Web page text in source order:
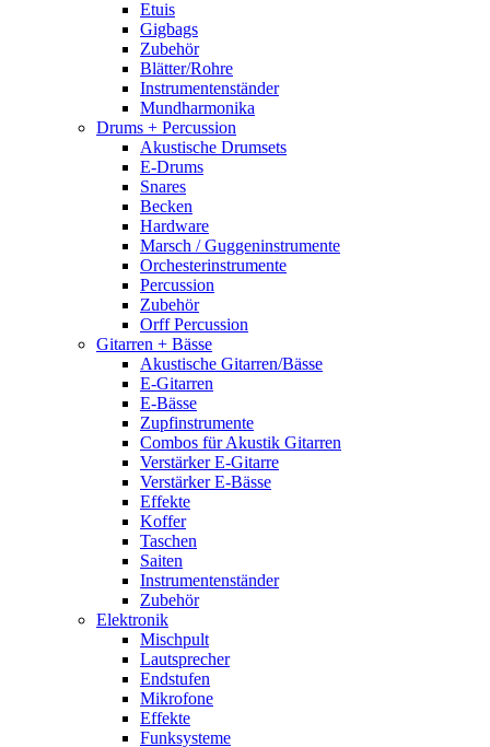
Etuis
Gigbags
Zubehör
Blätter/Rohre
Instrumentenständer
Mundharmonika
Drums + Percussion
Akustische Drumsets
E-Drums
Snares
Becken
Hardware
Marsch / Guggeninstrumente
Orchesterinstrumente
Percussion
Zubehör
Orff Percussion
Gitarren + Bässe
Akustische Gitarren/Bässe
E-Gitarren
E-Bässe
Zupfinstrumente
Combos für Akustik Gitarren
Verstärker E-Gitarre
Verstärker E-Bässe
Effekte
Koffer
Taschen
Saiten
Instrumentenständer
Zubehör
Elektronik
Mischpult
Lautsprecher
Endstufen
Mikrofone
Effekte
Funksysteme